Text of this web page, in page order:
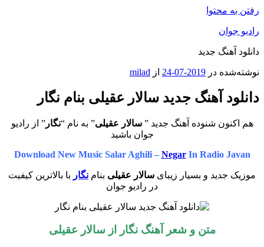
رفتن به محتوا
رادیو جوان
دانلود آهنگ جدید
نوشته‌شده در 2019-07-24 از milad
دانلود آهنگ جدید سالار عقیلی بنام نگار
هم اکنون شنوده آهنگ جدید ”سالار عقیلی” به نام “نگار” از رادیو
جوان باشید
Download New Music Salar Aghili – NegarIn Radio Javan
موزیک جدید و بسیار زیبای سالار عقیلی بنام نگار با بالاترین کیفیت
در رادیو جوان
متن و شعر آهنگنگار از سالار عقیلی